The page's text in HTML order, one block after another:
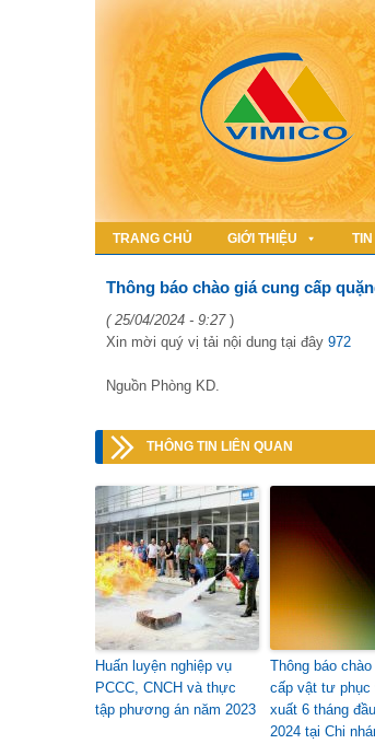
TRANG CHỦ GIỚI THIỆU
Thông báo chào giá cung cấp
( 25/04/2024 - 9:27)
Xin mời quý vị tải nội dung tại đây 972
Nguồn Phòng KD.
THÔNG TIN LIÊN QUAN
Huấn luyện nghiệp vụ
PCCC, CNCH và thực
tập phương án năm 2023
Thông báo
cấp vật tư phục
xuất 6 tháng
2024 tại Chi